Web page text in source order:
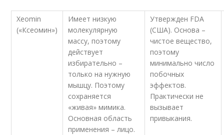
Xeomin
(«Ксеомин»)
Имеет низкую
молекулярную
массу, поэтому
действует
избирательно –
только на нужную
мышцу. Поэтому
сохраняется
«живая» мимика.
Основная область
применения – лицо.
Утвержден FDA
(США). Основа –
чистое вещество,
поэтому
минимально число
побочных
эффектов.
Практически не
вызывает
привыкания.